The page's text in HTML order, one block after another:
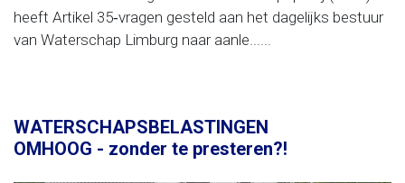
heeft Artikel 35‑vragen gesteld aan het dagelijks bestuur
van Waterschap Limburg naar aanle......
WATERSCHAPSBELASTINGEN
OMHOOG - zonder te presteren?!